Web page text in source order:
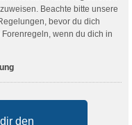
den
Beachte bitte unsere
bevor du dich
wenn du dich in